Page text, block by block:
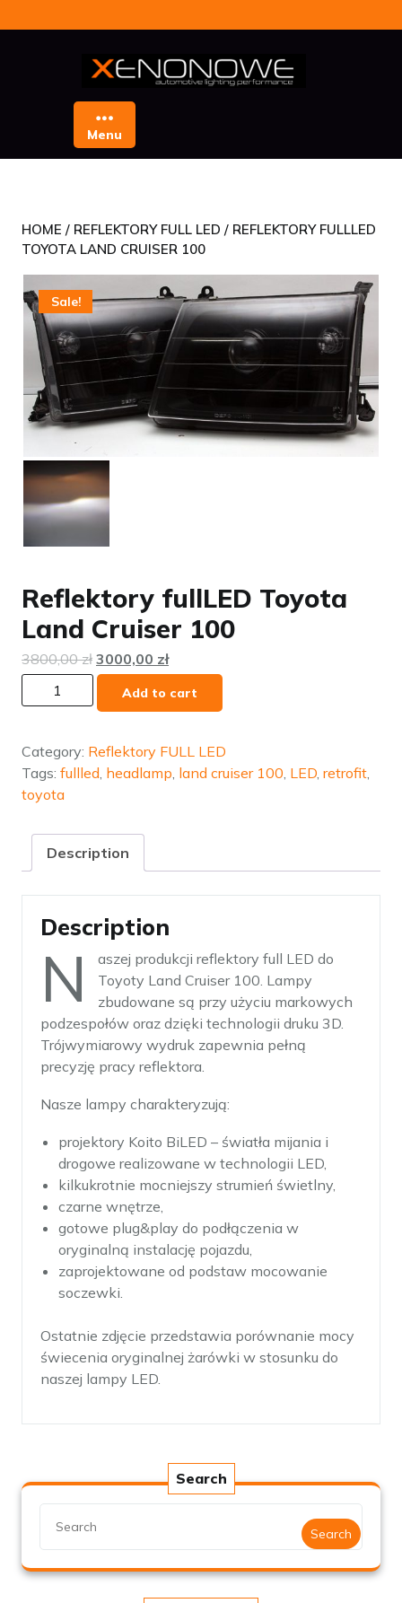
to
Menu
HOME / REFLEKTORY FULL LED / REFLEKTORY FULLLED
TOYOTA LAND CRUISER 100
Sale!
Reflektory fullLED Toyota
Land Cruiser 100
3800,00zł 3000,00 zł
Reflektory
fullLED
Land
Cruiser
100
Add to cart
Category: Reflektory FULL LED
Tags: fullled, headlamp, land cruiser 100, LED, retrofit,
toyota
Description
Description
N
aszej produkcji reflektory full LED do
Toyoty Land Cruiser 100. Lampy
zbudowane są przy użyciu markowych
podzespołów oraz dzięki technologii druku 3D.
Trójwymiarowy wydruk zapewnia pełną
precyzję pracy reflektora.
Nasze lampy charakteryzują:
projektory Koito BiLED – światła mijania i
drogowe realizowane w technologii LED,
kilkukrotnie mocniejszy strumień świetlny,
czarne wnętrze,
gotowe plug&play do podłączenia w
oryginalną instalację pojazdu,
zaprojektowane od podstaw mocowanie
soczewki.
Ostatnie zdjęcie przedstawia porównanie mocy
świecenia oryginalnej żarówki w stosunku do
naszej lampy LED.
Search
Search